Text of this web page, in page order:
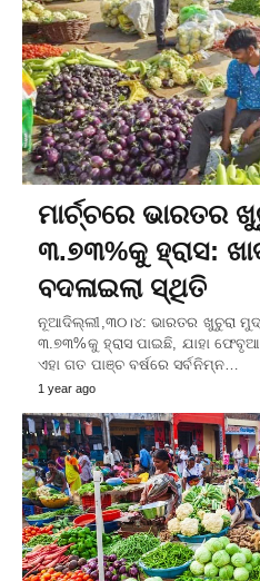
ମାର୍ଚ୍ଚରେ ଭାରତର
୩.୭୩%କୁ ହ୍ରାସ:
ବଦଳାଇଲା ସ୍ଥିତି
ନୂଆଦିଲ୍ଲୀ,୩୦।୪: ଭାରତର ଖୁଚୁରା
୩.୭୩%କୁ ହ୍ରାସ ପାଇଛି, ଯାହା
ଏହା ଗତ ପାଞ୍ଚ ବର୍ଷରେ ସର୍ବନିମ୍ନ…
1 year ago